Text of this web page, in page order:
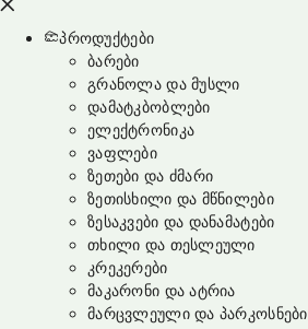
პროდუქტები
ბარები
გრანოლა და მუსლი
დამატკბობლები
ელექტრონიკა
ვაფლები
ზეთები და ძმარი
ზეთისხილი და მწნილები
ზესაკვები და დანამატები
თხილი და თესლეული
კრეკერები
მაკარონი და ატრია
მარცვლეული და პარკოსნები